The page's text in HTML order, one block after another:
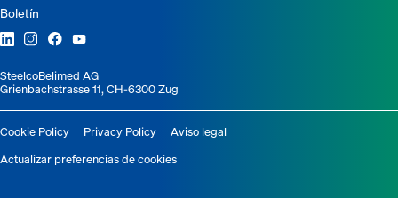
Boletín
SteelcoBelimed AG
Grienbachstrasse 11, CH-6300 Zug
Cookie Policy Privacy Policy
Aviso legal
Actualizar preferencias de cookies